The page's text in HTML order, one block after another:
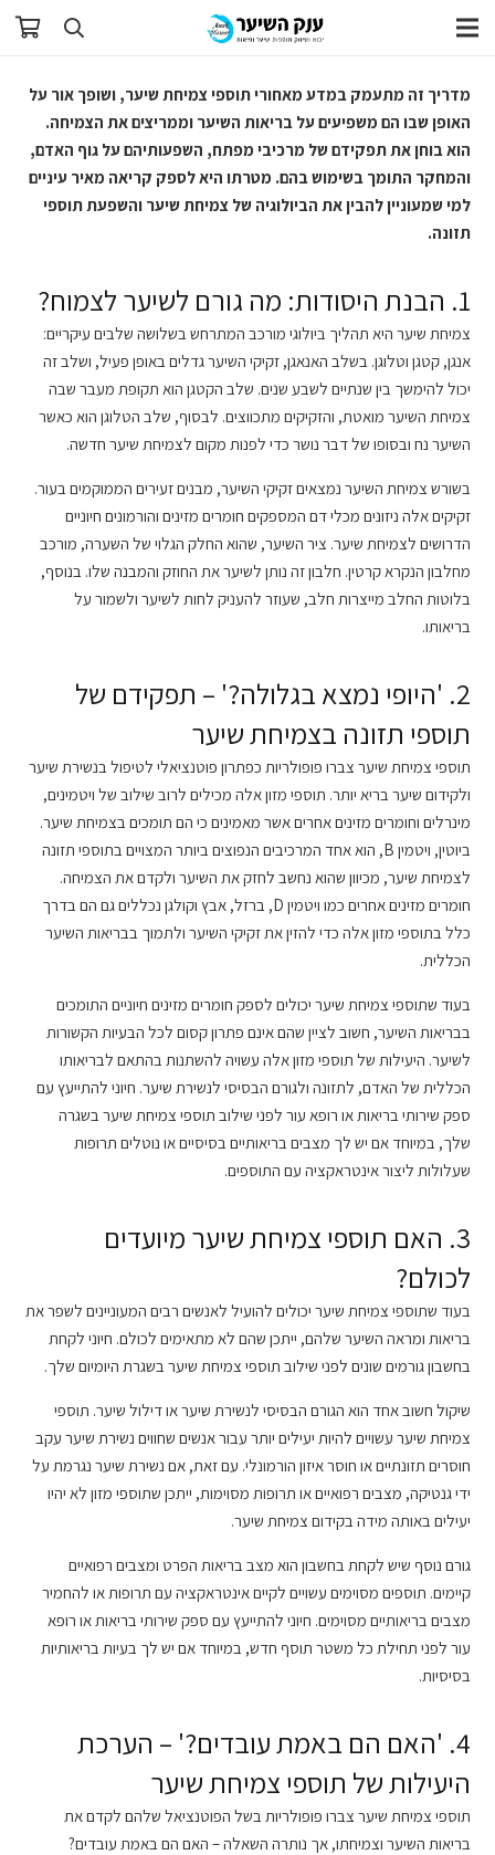
מדריך זה מתעמק במדע מאחורי תוספי צמיחת שיער, ושופך אור על
האופן שבו הם משפיעים על בריאות השיער וממריצים את הצמיחה.
הוא בוחן את תפקידם של מרכיבי מפתח, השפעותיהם על גוף האדם,
והמחקר התומך בשימוש בהם. מטרתו היא לספק קריאה מאיר עיניים
למי שמעוניין להבין את הביולוגיה של צמיחת שיער והשפעת תוספי
תזונה.
1. הבנת היסודות: מה גורם לשיער לצמוח?
צמיחת שיער היא תהליך ביולוגי מורכב המתרחש בשלושה שלבים עיקריים:
אנגן, קטגן וטלוגן. בשלב האנאגן, זקיקי השיער גדלים באופן פעיל, ושלב זה
יכול להימשך בין שנתיים לשבע שנים. שלב הקטגן הוא תקופת מעבר שבה
צמיחת השיער מואטת, והזקיקים מתכווצים. לבסוף, שלב הטלוגן הוא כאשר
השיער נח ובסופו של דבר נושר כדי לפנות מקום לצמיחת שיער חדשה.
בשורש צמיחת השיער נמצאים זקיקי השיער, מבנים זעירים הממוקמים בעור.
זקיקים אלה ניזונים מכלי דם המספקים חומרים מזינים והורמונים חיוניים
הדרושים לצמיחת שיער. ציר השיער, שהוא החלק הגלוי של השערה, מורכב
מחלבון הנקרא קרטין. חלבון זה נותן לשיער את החוזק והמבנה שלו. בנוסף,
בלוטות החלב מייצרות חלב, שעוזר להעניק לחות לשיער ולשמור על
בריאותו.
2. 'היופי נמצא בגלולה?' – תפקידם של
תוספי תזונה בצמיחת שיער
תוספי צמיחת שיער צברו פופולריות כפתרון פוטנציאלי לטיפול בנשירת שיער
ולקידום שיער בריא יותר. תוספי מזון אלה מכילים לרוב שילוב של ויטמינים,
מינרלים וחומרים מזינים אחרים אשר מאמינים כי הם תומכים בצמיחת שיער.
ביוטין, ויטמין B, הוא אחד המרכיבים הנפוצים ביותר המצויים בתוספי תזונה
לצמיחת שיער, מכיוון שהוא נחשב לחזק את השיער ולקדם את הצמיחה.
חומרים מזינים אחרים כמו ויטמין D, ברזל, אבץ וקולגן נכללים גם הם בדרך
כלל בתוספי מזון אלה כדי להזין את זקיקי השיער ולתמוך בבריאות השיער
הכללית.
בעוד שתוספי צמיחת שיער יכולים לספק חומרים מזינים חיוניים התומכים
בבריאות השיער, חשוב לציין שהם אינם פתרון קסום לכל הבעיות הקשורות
לשיער. היעילות של תוספי מזון אלה עשויה להשתנות בהתאם לבריאותו
הכללית של האדם, לתזונה ולגורם הבסיסי לנשירת שיער. חיוני להתייעץ עם
ספק שירותי בריאות או רופא עור לפני שילוב תוספי צמיחת שיער בשגרה
שלך, במיוחד אם יש לך מצבים בריאותיים בסיסיים או נוטלים תרופות
שעלולות ליצור אינטראקציה עם התוספים.
3. האם תוספי צמיחת שיער מיועדים
לכולם?
בעוד שתוספי צמיחת שיער יכולים להועיל לאנשים רבים המעוניינים לשפר את
בריאות ומראה השיער שלהם, ייתכן שהם לא מתאימים לכולם. חיוני לקחת
בחשבון גורמים שונים לפני שילוב תוספי צמיחת שיער בשגרת היומיום שלך.
שיקול חשוב אחד הוא הגורם הבסיסי לנשירת שיער או דילול שיער. תוספי
צמיחת שיער עשויים להיות יעילים יותר עבור אנשים שחווים נשירת שיער עקב
חוסרים תזונתיים או חוסר איזון הורמונלי. עם זאת, אם נשירת שיער נגרמת על
ידי גנטיקה, מצבים רפואיים או תרופות מסוימות, ייתכן שתוספי מזון לא יהיו
יעילים באותה מידה בקידום צמיחת שיער.
גורם נוסף שיש לקחת בחשבון הוא מצב בריאות הפרט ומצבים רפואיים
קיימים. תוספים מסוימים עשויים לקיים אינטראקציה עם תרופות או להחמיר
מצבים בריאותיים מסוימים. חיוני להתייעץ עם ספק שירותי בריאות או רופא
עור לפני תחילת כל משטר תוסף חדש, במיוחד אם יש לך בעיות בריאותיות
בסיסיות.
4. 'האם הם באמת עובדים?' – הערכת
היעילות של תוספי צמיחת שיער
תוספי צמיחת שיער צברו פופולריות בשל הפוטנציאל שלהם לקדם את
בריאות השיער וצמיחתו, אך נותרה השאלה – האם הם באמת עובדים?